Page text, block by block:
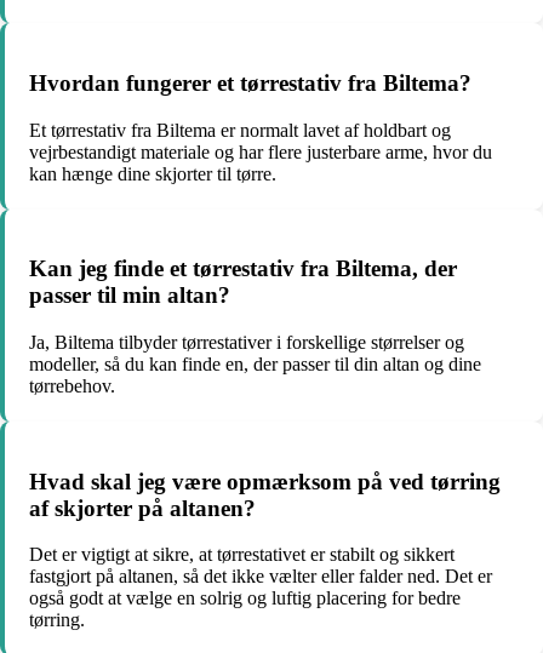
Hvordan fungerer et tørrestativ fra Biltema?
Et tørrestativ fra Biltema er normalt lavet af holdbart og
vejrbestandigt materiale og har flere justerbare arme, hvor du
kan hænge dine skjorter til tørre.
Kan jeg finde et tørrestativ fra Biltema, der
passer til min altan?
Ja, Biltema tilbyder tørrestativer i forskellige størrelser og
modeller, så du kan finde en, der passer til din altan og dine
tørrebehov.
Hvad skal jeg være opmærksom på ved tørring
af skjorter på altanen?
Det er vigtigt at sikre, at tørrestativet er stabilt og sikkert
fastgjort på altanen, så det ikke vælter eller falder ned. Det er
også godt at vælge en solrig og luftig placering for bedre
tørring.